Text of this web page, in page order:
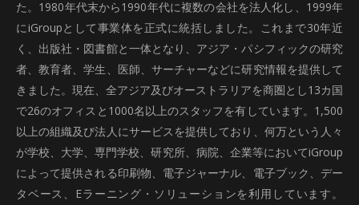
た。1980年代末から1990年代に複数の会社を法人化し、1999年
にiGroupとして事業体を正式に統括しました。これまで30年近
く、出版社・図書館と一体となり、アジア・パシフィックの研究
者、教育者、学生、医師、サーチャーなどに研究情報を提供して
きました。現在、全アジア及びオーストラリアを商圏とし13カ国
で26のオフィスと1000名以上のスタッフを有しています。1,500
以上の組織及び法人にサービスを提供しており、何万という人々
が学校、大学、専門学校、研究所、病院、企業等においてiGroup
によって提供される印刷物、電子ジャーナル、電子ブック、デー
タベース、Eラーニング・ソリューションを利用しています。